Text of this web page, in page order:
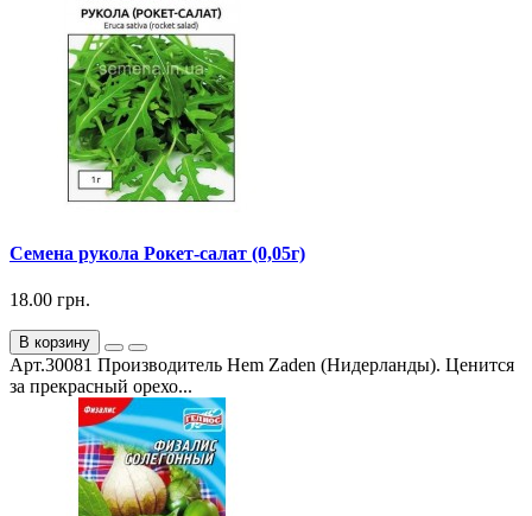
Семена рукола Рокет-салат (0,05г)
18.00 грн.
В корзину
Арт.30081 Производитель Hem Zaden (Нидерланды). Ценится
за прекрасный орехо...